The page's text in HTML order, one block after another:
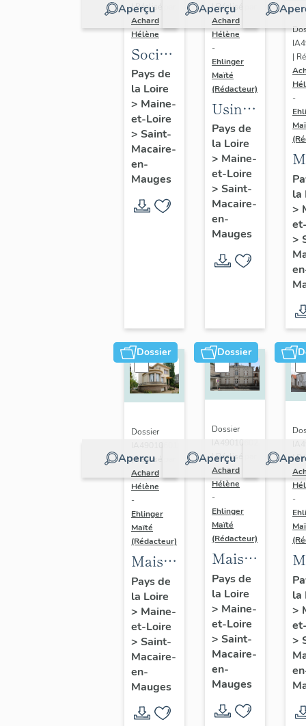
Aperçu
| Réalisé par
Achard
Hélène
Société
Anonyme
de
Chaussures
Pays de
la Loire
> Maine-
et-Loire
> Saint-
Macaire-
en-
Mauges
Aperçu
| Réalisé par
Achard
Hélène
-
Ehlinger
Maïté
(Rédacteur)
Usine
de
chaussures
Repussard-
Chupin,
22 rue
d'Anjou
Pays de
la Loire
> Maine-
et-Loire
> Saint-
Macaire-
en-
Mauges
|
-
d'
la
>
>
Dossier
Aperçu
Dossier
IA49010601
| Réalisé par
Achard
Hélène
-
Ehlinger
Maïté
(Rédacteur)
Maison
de
l'industriel
Auguste
Repussard,
24 rue
d'
Anjou,
Saint-
Pays de
la Loire
> Maine-
et-Loire
> Saint-
Macaire-
en-
Mauges
Dossier
Aperçu
Dossier
IA49010602
| Réalisé par
Achard
Hélène
-
Ehlinger
Maïté
(Rédacteur)
Maison
de
l'industriel
Yves
Repussard,20
rue d'
Anjou,
Saint-
Macaire-
Pays de
la Loire
> Maine-
et-Loire
> Saint-
Macaire-
en-
Mauges
|
-
la
>
>